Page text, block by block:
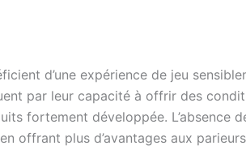
d’une expérience de jeu
par leur capacité à offrir des
fortement développée. L’absence
offrant plus d’avantages aux